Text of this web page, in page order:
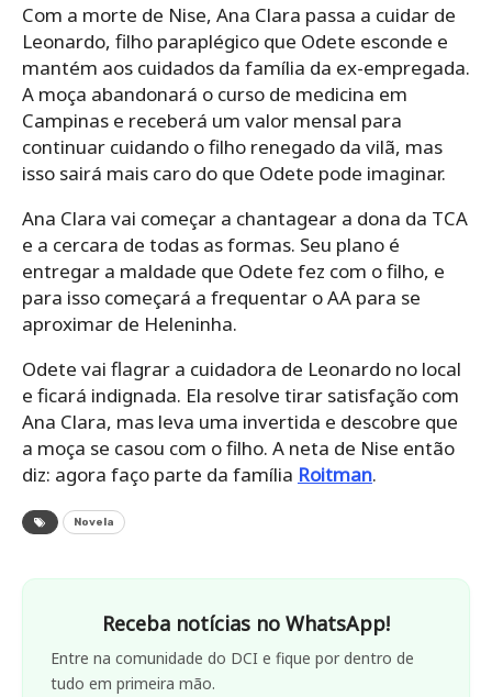
Com a morte de Nise, Ana Clara passa a cuidar de
Leonardo, filho paraplégico que Odete esconde e
mantém aos cuidados da família da ex-empregada.
A moça abandonará o curso de medicina em
Campinas e receberá um valor mensal para
continuar cuidando o filho renegado da vilã, mas
isso sairá mais caro do que Odete pode imaginar.
Ana Clara vai começar a chantagear a dona da TCA
e a cercara de todas as formas. Seu plano é
entregar a maldade que Odete fez com o filho, e
para isso começará a frequentar o AA para se
aproximar de Heleninha.
Odete vai flagrar a cuidadora de Leonardo no local
e ficará indignada. Ela resolve tirar satisfação com
Ana Clara, mas leva uma invertida e descobre que
a moça se casou com o filho. A neta de Nise então
diz: agora faço parte da família Roitman.
Novela
Receba notícias no WhatsApp!
Entre na comunidade do DCI e fique por dentro de
tudo em primeira mão.